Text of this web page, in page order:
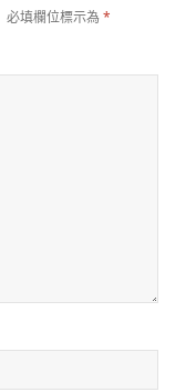
必填欄位標示為*